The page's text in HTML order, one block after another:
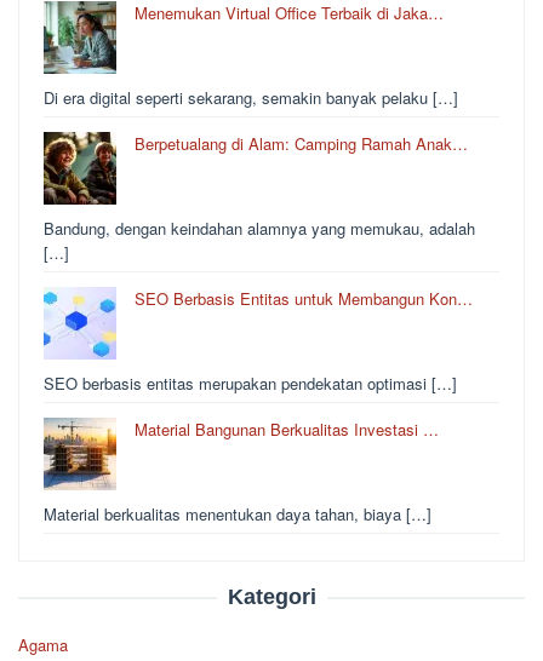
Menemukan Virtual Office Terbaik di Jaka…
Di era digital seperti sekarang, semakin banyak pelaku […]
Berpetualang di Alam: Camping Ramah Anak…
Bandung, dengan keindahan alamnya yang memukau, adalah
[…]
SEO Berbasis Entitas untuk Membangun Kon…
SEO berbasis entitas merupakan pendekatan optimasi […]
Material Bangunan Berkualitas Investasi …
Material berkualitas menentukan daya tahan, biaya […]
Kategori
Agama